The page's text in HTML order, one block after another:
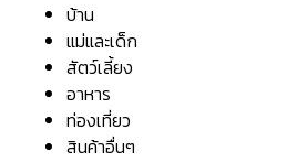
บ้าน
แม่และเด็ก
สัตว์เลี้ยง
อาหาร
ท่องเที่ยว
สินค้าอื่นๆ